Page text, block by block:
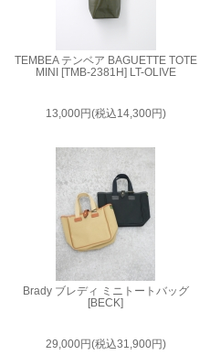
TEMBEA テンベア BAGUETTE TOTE
MINI [TMB-2381H] LT-OLIVE
13,000円(税込14,300円)
Brady ブレディ ミニトートバッグ
[BECK]
29,000円(税込31,900円)